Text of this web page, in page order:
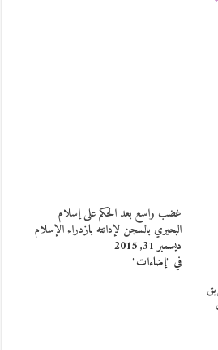
غضب واسع بعد الحكم على إسلام
البحيري بالسجن لإدانته بازدراء الإسلام
ديسمبر 31, 2015
في "إضاءات"